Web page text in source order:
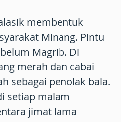
membentuk
Minang. Pintu
Magrib. Di
merah dan cabai
sebagai penolak bala.
setiap malam
jimat lama